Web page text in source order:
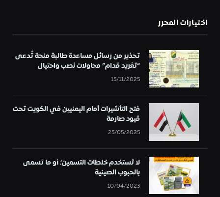
اختيارات المحرر
تحذير من رسائل مساعدة طالبة منحة تُدعى
“تغريد قدام” محاولات نصب واحتيال
15/11/2025
فتح التأشيرات أمام اليمنيين في الكويت تحت
قيود صارمة
25/05/2025
لا تستخدم خلطات التسمين؛ أو ما تسمى
بالحبوب الصينية
10/04/2023